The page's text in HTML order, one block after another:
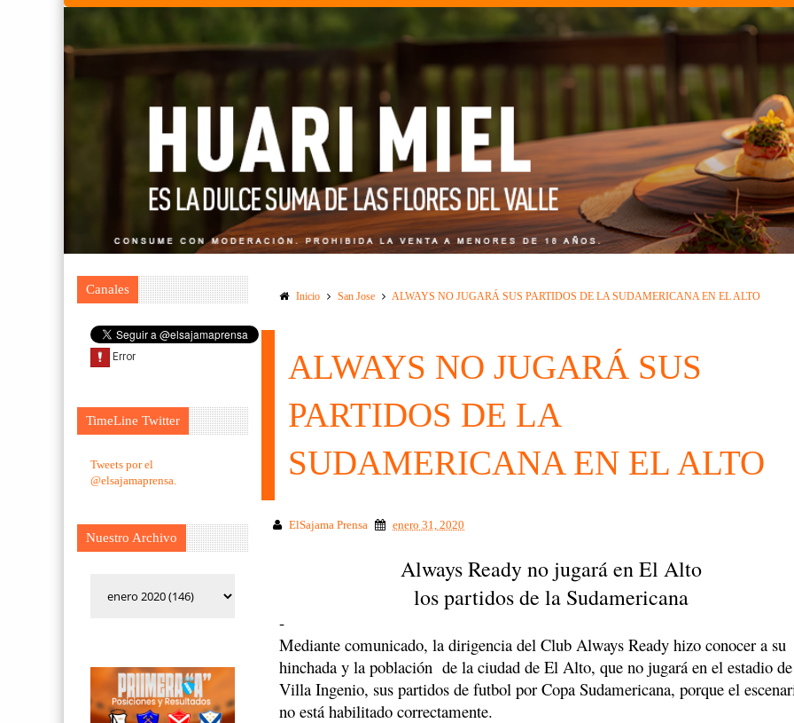
Canales
TimeLine Twitter
Tweets por el
@elsajamaprensa.
Nuestro Archivo
Inicio San Jose ALWAYS NO JUGARÁ SUS PARTIDOS DE LA SUDAMERICANA EN EL ALTO
ALWAYS NO JUGARÁ SUS
PARTIDOS DE LA
SUDAMERICANA EN EL ALTO
ElSajama Prensa enero 31, 2020
Always Ready no jugará en El Alto
los partidos de la Sudamericana
-
Mediante comunicado, la dirigencia del Club Always Ready hizo conocer a su
hinchada y la población de la ciudad de El Alto, que no jugará en el estadio de
Villa Ingenio, sus partidos de futbol por Copa Sudamericana, porque el
no está habilitado correctamente.